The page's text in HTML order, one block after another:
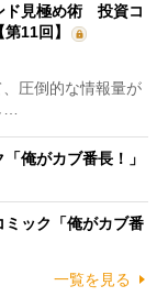
ド見極め術 投資コ
11回】
圧倒的な情報量が
俺がカブ番長！」
ック「俺がカブ番
一覧を見る